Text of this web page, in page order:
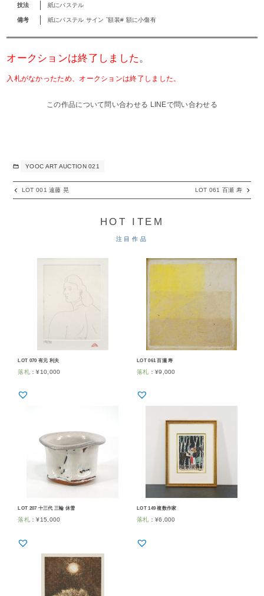
技法 紙にパステル
備考 紙にパステル サイン `額装# 額に小傷有
オークションは終了しました。
入札がなかったため、オークションは終了しました。
この作品について問い合わせる LINEで問い合わせる
YOOC ART AUCTION 021
LOT 001 遠藤 晃 LOT 061 百瀬 寿
HOT ITEM
注目作品
LOT 070 有元 利夫
落札 ：¥10,000
LOT 061 百瀬 寿
落札 ： ¥9,000
LOT 207 十三代 三輪 休雪
落札 ：¥15,000
LOT 149 複数作家
落札 ： ¥6,000